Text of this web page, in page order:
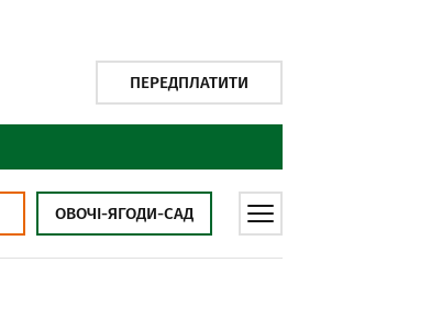
ПЕРЕДПЛАТИТИ
ОВОЧІ-ЯГОДИ-САД